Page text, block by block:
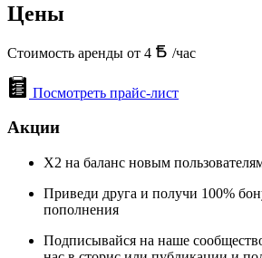
Цены
Стоимость аренды от 4 /час
Посмотреть прайс-лист
Акции
Х2 на баланс новым
Приведи друга и получи 100%
пополнения
Подписывайся на наше